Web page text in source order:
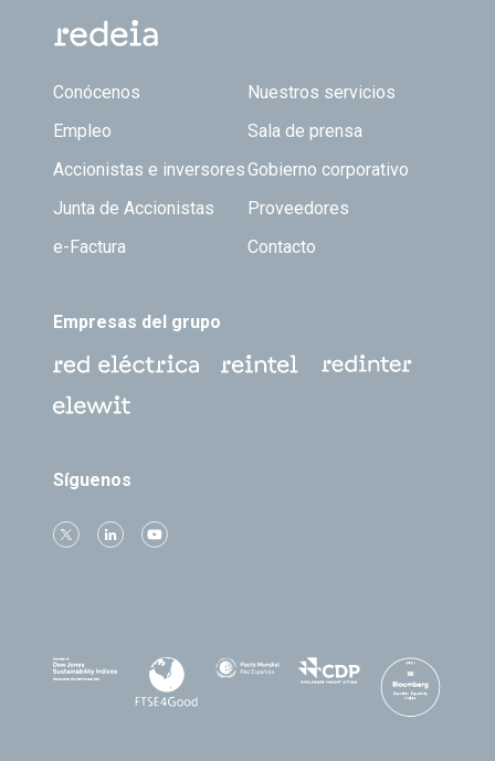
Footer TOP
Conócenos
Nuestros servicios
Empleo
Sala de prensa
Accionistas e inversoresGobierno corporativo
Junta de Accionistas
Proveedores
e-Factura
Contacto
Empresas del grupo
Síguenos